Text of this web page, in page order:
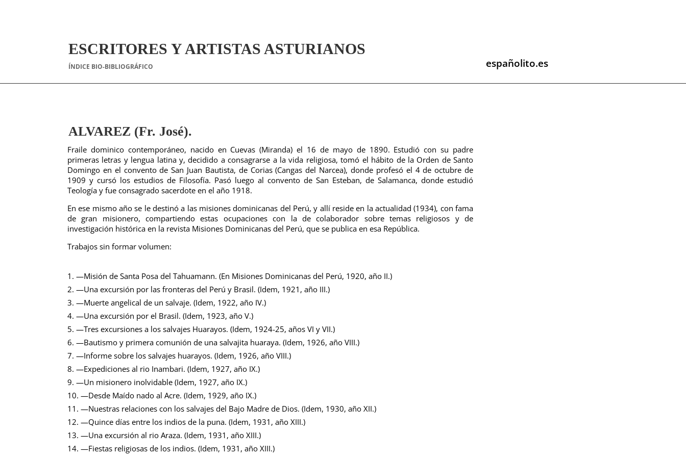
ESCRITORES Y ARTISTAS ASTURIANOS
ÍNDICE BIO-BIBLIOGRÁFICO españolito.es
ALVAREZ (Fr. José).
Fraile dominico contemporáneo, nacido en Cuevas (Miranda) el 16 de mayo de 1890. Estudió con su padre
primeras letras y lengua latina y, decidido a consagrarse a la vida religiosa, tomó el hábito de la Orden de Santo
Domingo en el convento de San Juan Bautista, de Corias (Cangas del Narcea), donde profesó el 4 de octubre de
1909 y cursó los estudios de Filosofía. Pasó luego al convento de San Esteban, de Salamanca, donde estudió
Teología y fue consagrado sacerdote en el año 1918.
En ese mismo año se le destinó a las misiones dominicanas del Perú, y allí reside en la actualidad (1934), con fama
de gran misionero, compartiendo estas ocupaciones con la de colaborador sobre temas religiosos y de
investigación histórica en la revista Misiones Dominicanas del Perú, que se publica en esa República.
Trabajos sin formar volumen:
—Misión de Santa Posa del Tahuamann. (En Misiones Dominicanas del Perú, 1920, año II.)
—Una excursión por las fronteras del Perú y Brasil. (Idem, 1921, año III.)
—Muerte angelical de un salvaje. (Idem, 1922, año IV.)
—Una excursión por el Brasil. (Idem, 1923, año V.)
—Tres excursiones a los salvajes Huarayos. (Idem, 1924-25, años VI y VII.)
—Bautismo y primera comunión de una salvajita huaraya. (Idem, 1926, año VIII.)
—Informe sobre los salvajes huarayos. (Idem, 1926, año VIII.)
—Expediciones al rio Inambari. (Idem, 1927, año IX.)
—Un misionero inolvidable (Idem, 1927, año IX.)
—Desde Maído nado al Acre. (Idem, 1929, año IX.)
—Nuestras relaciones con los salvajes del Bajo Madre de Dios. (Idem, 1930, año XII.)
—Quince días entre los indios de la puna. (Idem, 1931, año XIII.)
—Una excursión al rio Araza. (Idem, 1931, año XIII.)
—Fiestas religiosas de los indios. (Idem, 1931, año XIII.)